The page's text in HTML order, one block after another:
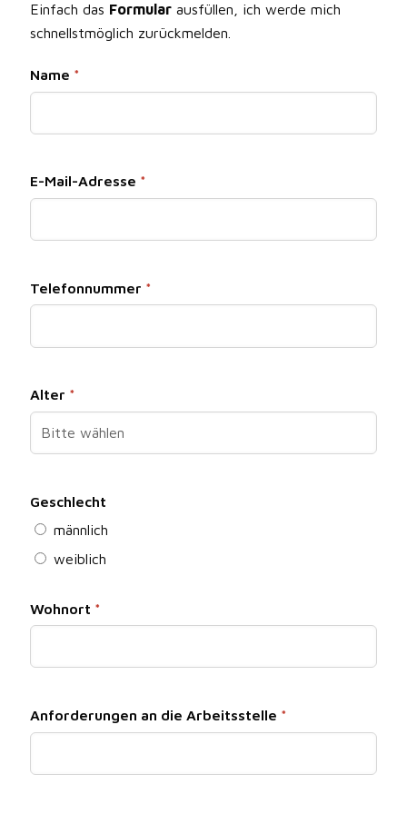
Einfach das Formular ausfüllen, ich werde mich
schnellstmöglich zurückmelden.
Name *
E-Mail-Adresse *
Telefonnummer *
Alter *
Geschlecht
männlich
weiblich
Wohnort *
Anforderungen an die Arbeitsstelle *